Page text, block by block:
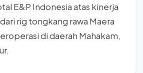
E&P Indonesia atas kinerja
rig tongkang rawa Maera
di daerah Mahakam,